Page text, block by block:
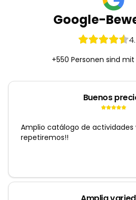
Google-
+550 Personen sind
Buenos
Amplio catálogo de actividades
repetiremos!!